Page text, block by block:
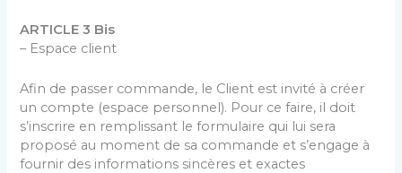
ARTICLE 3 Bis
– Espace client
Afin de passer commande, le Client est invité à créer
un compte (espace personnel). Pour ce faire, il doit
s’inscrire en remplissant le formulaire qui lui sera
proposé au moment de sa commande et s’engage à
fournir des informations sincères et exactes